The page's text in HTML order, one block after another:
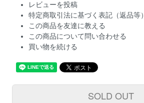
レビューを投稿
特定商取引法に基づく表記（返品等）
この商品を友達に教える
この商品について問い合わせる
買い物を続ける
SOLD OUT